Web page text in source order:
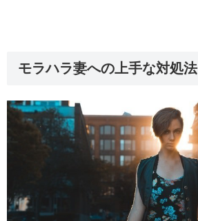
モラハラ妻への上手な対処法